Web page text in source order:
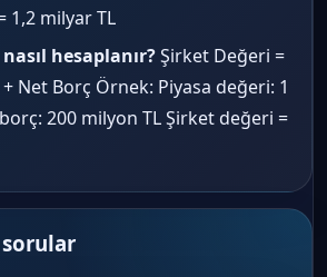
1,2 milyar TL
hesaplanır?Şirket Değeri =
Net Borç Örnek: Piyasa değeri: 1
200 milyon TL Şirket değeri =
sorular